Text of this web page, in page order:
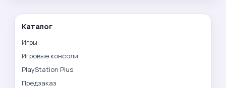
Каталог
Игры
Игровые консоли
PlayStation Plus
Предзаказ